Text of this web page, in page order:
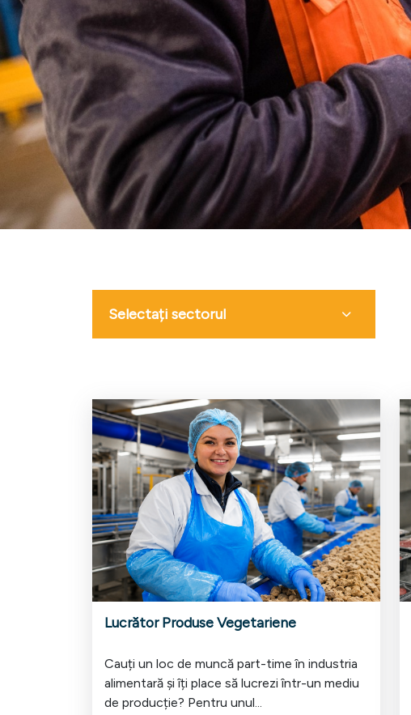
Selectați sectorul
Lucrător Produse Vegetariene
Cauți un loc de muncă part-time în industria
alimentară și îți place să lucrezi într-un mediu
de producție? Pentru unul...